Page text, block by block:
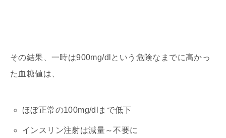
その結果、一時は900mg/dlという危険なまでに高かっ
た血糖値は、
ほぼ正常の100mg/dlまで低下
インスリン注射は減量～不要に